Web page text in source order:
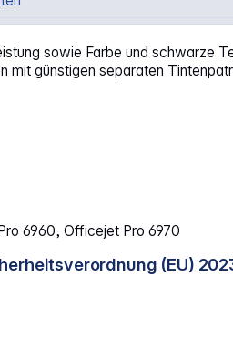
Tintenpatrone schwarz No. 903
sowie Farbe und schwarze
mit günstigen separaten
6960, Officejet Pro 6970
(EU)